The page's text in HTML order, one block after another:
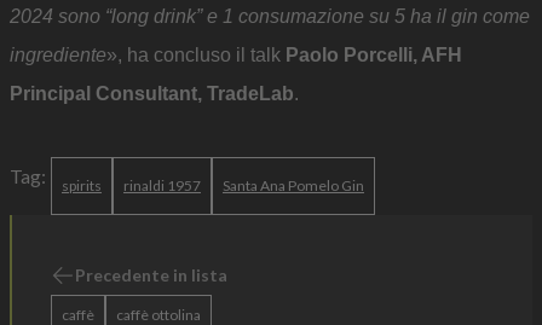
2024 sono “long drink” e 1 consumazione su 5 ha il gin come
ingrediente», ha concluso il talk Paolo Porcelli, AFH
Principal Consultant, TradeLab.
Tag: spirits rinaldi 1957 Santa Ana Pomelo Gin
Precedente in lista
caffè caffè ottolina